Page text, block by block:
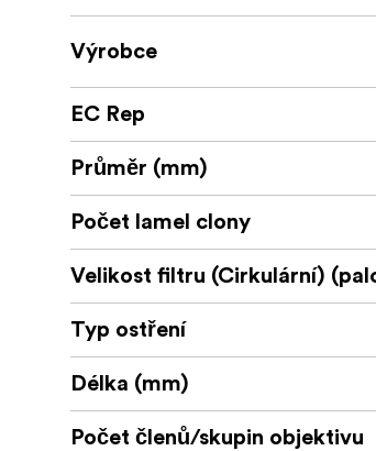
- Ostření zblízka: 0,18 m
- Odolná konstrukce s
Co je v krabici:
Čočka
Přední a zadní krytka
Kryt objektivu
Výrobce
EC Rep
Průměr (mm)
Počet lamel clony
Velikost filtru (Cirkulární)
Typ ostření
Délka (mm)
Počet členů/skupin objektivu